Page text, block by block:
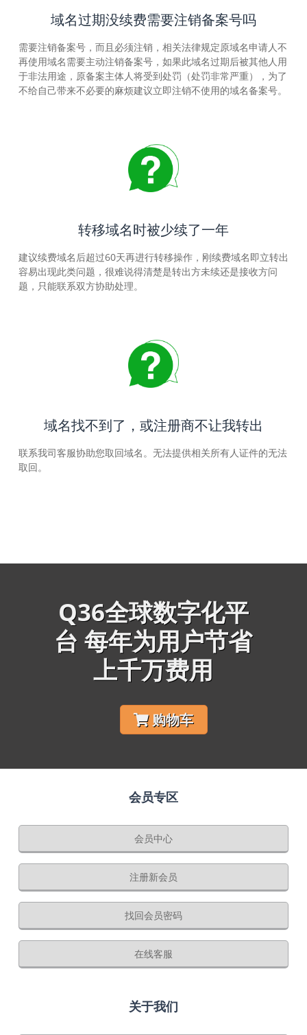
域名过期没续费需要注销备案号吗
需要注销备案号，而且必须注销，相关法律规定原域名申请人不
再使用域名需要主动注销备案号，如果此域名过期后被其他人用
于非法用途，原备案主体人将受到处罚（处罚非常严重），为了
不给自己带来不必要的麻烦建议立即注销不使用的域名备案号。
转移域名时被少续了一年
建议续费域名后超过60天再进行转移操作，刚续费域名即立转出
容易出现此类问题，很难说得清楚是转出方未续还是接收方问
题，只能联系双方协助处理。
域名找不到了，或注册商不让我转出
联系我司客服协助您取回域名。无法提供相关所有人证件的无法
取回。
Q36全球数字化平
台 每年为用户节省
上千万费用
购物车
会员专区
会员中心
注册新会员
找回会员密码
在线客服
关于我们